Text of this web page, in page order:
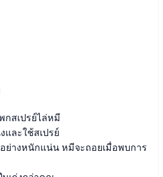
กสเปรย์ไล่หมี
ละใช้สเปรย์
างหนักแน่น หมีจะถอยเมื่อพบการ